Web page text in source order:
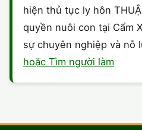
hiện thủ tục ly hôn
quyền nuôi con tại Cẩm
sự chuyên nghiệp và nỗ
hoặc Tìm người làm